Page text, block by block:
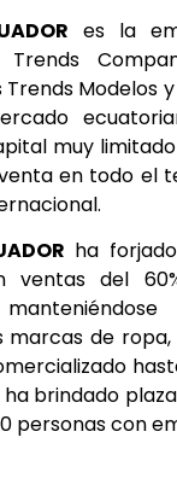
es la
Trends Modelos
muy
en todo el
ha
ventas del
marcas de
brindado
personas con